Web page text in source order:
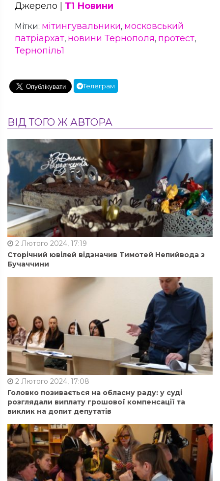
Джерело | Т1 Новини
Мітки: мітингувальники, московський
патріархат, новини Тернополя, протест,
Тернопіль1
Телеграм
ВІД ТОГО Ж АВТОРА
2 Лютого 2024, 17:19
Сторічний ювілей відзначив Тимотей Непийвода з
Бучаччини
2 Лютого 2024, 17:08
Головко позивається на обласну раду: у суді
розглядали виплату грошової компенсації та
виклик на допит депутатів